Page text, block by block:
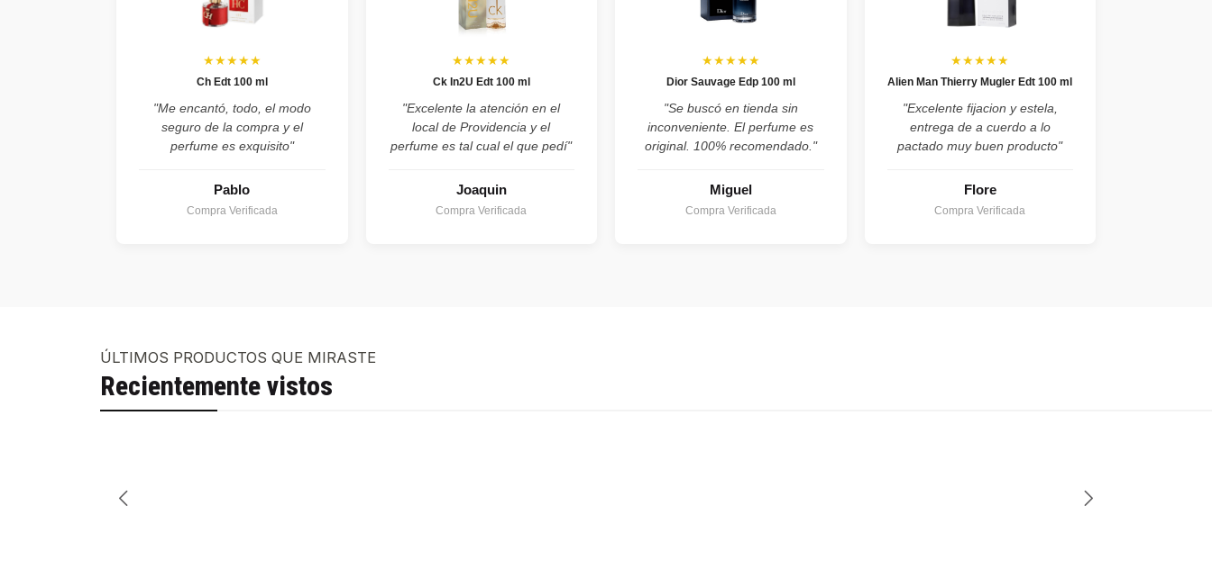
★★★★★
Ch Edt 100 ml
"Me encantó, todo, el modo
seguro de la compra y el
perfume es exquisito"
Pablo
Compra Verificada
★★★★★
Ck In2U Edt 100 ml
"Excelente la atención en el
local de Providencia y el
perfume es tal cual el que pedí"
Joaquin
Compra Verificada
★★★★★
Dior Sauvage Edp 100 ml
"Se buscó en tienda sin
inconveniente. El perfume es
original. 100% recomendado."
Miguel
Compra Verificada
★★★★★
Alien Man Thierry Mugler Edt 100 ml
"Excelente fijacion y estela,
entrega de a cuerdo a lo
pactado muy buen producto"
Flore
Compra Verificada
ÚLTIMOS PRODUCTOS QUE MIRASTE
Recientemente vistos